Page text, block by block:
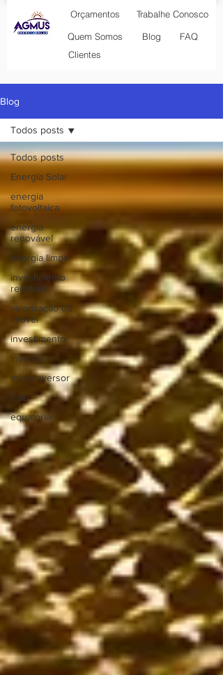
Orçamentos
Quem Somos
Blog FAQ
Trabalhe Conosco
Clientes
Blog
Todos posts
Energia Solar
energia
fotovoltaica
energia
renovável
energia limpa
investimento
rentável
valorização do
imóvel
investimento
inversor
microinversor
lcoe
equatorial
Todos posts